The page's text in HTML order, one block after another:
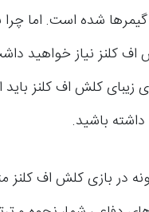
شده است. اما چرا
کلنز نیاز خواهید
زیبای کلش اف کلنز باید
باشید.
در بازی کلش اف کلنز